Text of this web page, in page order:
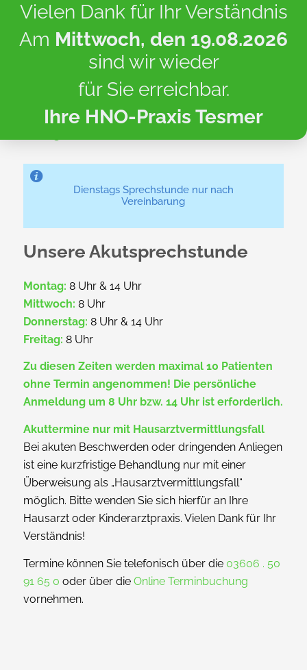
Vielen Dank für Ihr Verständnis
Am Mittwoch, den 19.08.2026
sind wir wieder
für Sie erreichbar.
Ihre HNO-Praxis Tesmer
Unsere Sprechzeiten
mit Termin
8 – 12 Uhr & 14 – 18 Uhr
8 – 12 Uhr
Donnerstag:
8 – 12 Uhr & 14 – 17 Uhr
Dienstags Sprechstunde nur nach
Vereinbarung
Unsere Akutsprechstunde
Montag: 8 Uhr & 14 Uhr
Mittwoch: 8 Uhr
Donnerstag: 8 Uhr & 14 Uhr
Freitag: 8 Uhr
Zu diesen Zeiten werden maximal 10 Patienten
ohne Termin angenommen! Die persönliche
Anmeldung um 8 Uhr bzw. 14 Uhr ist erforderlich.
Akuttermine nur mit Hausarztvermittlungsfall
Bei akuten Beschwerden oder dringenden Anliegen
ist eine kurzfristige Behandlung nur mit einer
Überweisung als „Hausarztvermittlungsfall“
möglich. Bitte wenden Sie sich hierfür an Ihre
Hausarzt oder Kinderarztpraxis. Vielen Dank für Ihr
Verständnis!
Termine können Sie telefonisch über die 03606 . 50
91 65 0 oder über die Online Terminbuchung
vornehmen.